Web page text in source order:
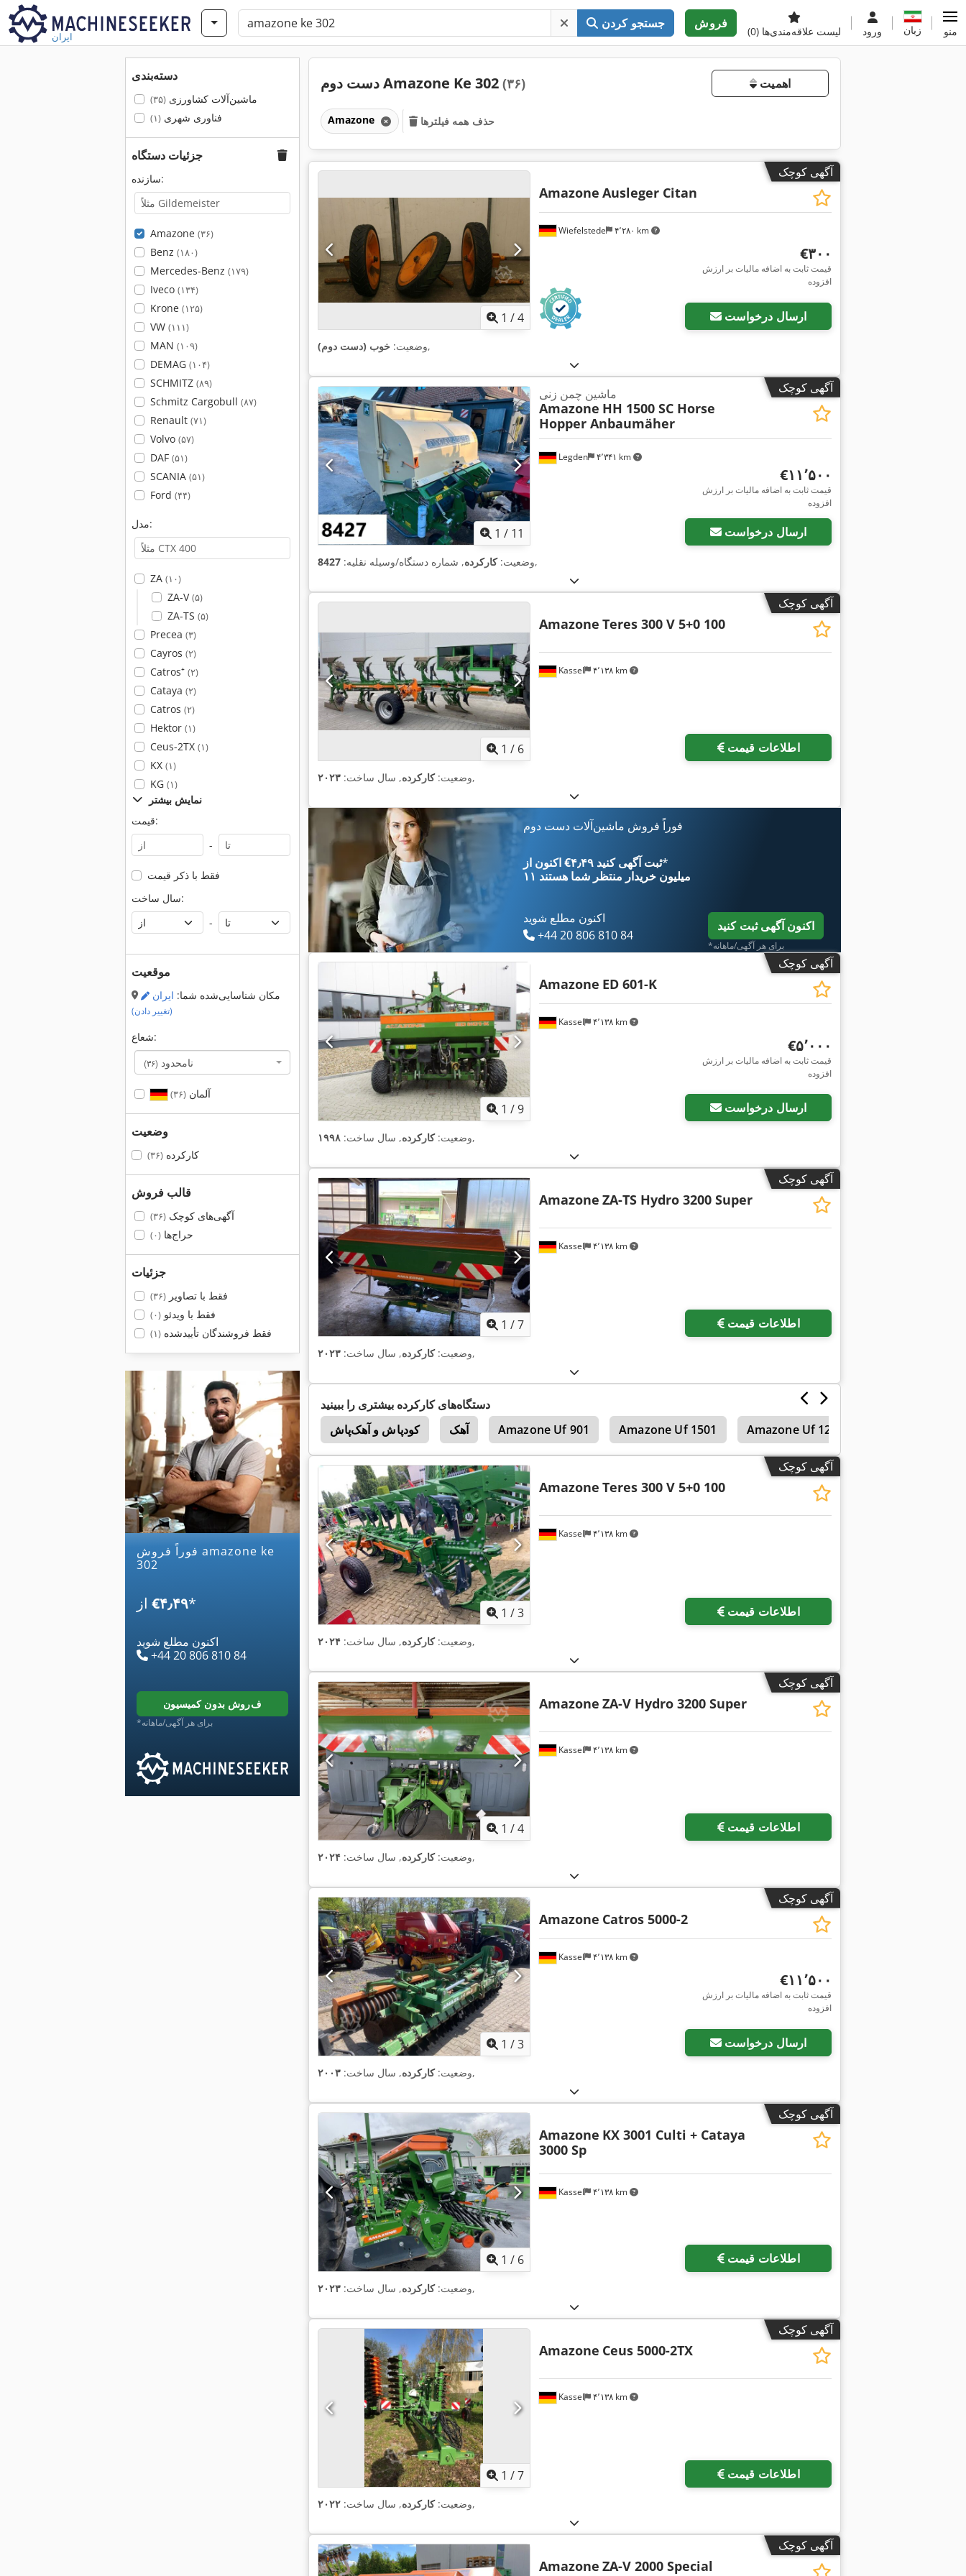
ایران
جستجو کردن فروش
لیست علاقه‌مندی‌ها (0) ورود زبان منو
دسته‌بندی
ماشین‌آلات کشاورزی(۳۵)
فناوری شهری(۱)
جزئیات دستگاه
سازنده:
Amazone (۳۶)
Benz (۱۸۰)
Mercedes-Benz (۱۷۹)
Iveco (۱۳۴)
Krone (۱۲۵)
VW (۱۱۱)
MAN (۱۰۹)
DEMAG (۱۰۴)
SCHMITZ (۸۹)
Schmitz Cargobull (۸۷)
Renault (۷۱)
Volvo (۵۷)
DAF (۵۱)
SCANIA (۵۱)
Ford (۴۴)
مدل:
ZA (۱۰)
ZA-V(۵)
ZA-TS (۵)
Precea (۳)
Cayros (۲)
Catros⁺ (۲)
Cataya (۲)
Catros (۲)
Hektor (۱)
Ceus-2TX (۱)
KX (۱)
KG (۱)
نمایش بیشتر
قیمت:
-
فقط با ذکر قیمت
سال ساخت:
-
موقعیت
مکان شناسایی‌شده شما: ایران
(تغییر دادن)
شعاع:
نامحدود (۳۶)
آلمان(۳۶)
وضعیت
کارکرده(۳۶)
قالب فروش
آگهی‌های کوچک(۳۶)
حراج‌ها(۰)
جزئیات
فقط با تصاویر(۳۶)
فقط با ویدئو(۰)
فقط فروشندگان تأییدشده(۱)
فوراً فروش amazone ke
302
‎€۴٫۴۹*
اکنون مطلع شوید
+44 20 806 810 84
فروش بدون کمیسیون
*برای هر آگهی/ماهانه
دست دوم Amazone Ke 302 (۳۶) اهمیت
Amazone حذف همه فیلترها
آگهی کوچک
1 /4
Wiefelstede ۴٬۲۸۰ km
Amazone Ausleger Citan
‎€۳۰۰
قیمت ثابت به اضافه مالیات بر ارزش
افزوده
ارسال درخواست
وضعیت: خوب (دست دوم) ,
آگهی کوچک
1 / 11
Legden ۴٬۳۴۱ km
ماشین چمن زنی
Amazone HH 1500 SC Horse
Hopper Anbaumäher
‎€۱۱٬۵۰۰
قیمت ثابت به اضافه مالیات بر ارزش
افزوده
ارسال درخواست
وضعیت:کارکرده, شماره دستگاه/وسیله نقلیه: 8427 ,
آگهی کوچک
1 / 6
Kassel ۴٬۱۳۸ km
Amazone Teres 300 V 5+0 100
اطلاعات قیمت
وضعیت:کارکرده, سال ساخت: ۲۰۲۳ ,
فوراً فروش ماشین‌آلات دست دوم
اکنون از ‎€۴٫۴۹ ثبت آگهی کنید*
۱۱ میلیون خریدار منتظر شما هستند
اکنون مطلع شوید
+44 20 806 810 84
اکنون آگهی ثبت کنید
*برای هر آگهی/ماهانه
آگهی کوچک
1 /9
Kassel ۴٬۱۳۸ km
Amazone ED 601-K
‎€۵٬۰۰۰
قیمت ثابت به اضافه مالیات بر ارزش
افزوده
ارسال درخواست
وضعیت:کارکرده, سال ساخت: ۱۹۹۸ ,
آگهی کوچک
1 /7
Kassel ۴٬۱۳۸ km
Amazone ZA-TS Hydro 3200 Super
اطلاعات قیمت
وضعیت:کارکرده, سال ساخت: ۲۰۲۳ ,
دستگاه‌های کارکرده بیشتری را ببینید
کودپاش و آهک‌پاش
آهک Amazone Uf 901 Amazone Uf 1501 Amazone Uf 1201
Amazone Uf 901 Amazone Uf 1501
آگهی کوچک
1 /3
Kassel ۴٬۱۳۸ km
Amazone Teres 300 V 5+0 100
اطلاعات قیمت
وضعیت:کارکرده, سال ساخت: ۲۰۲۴ ,
آگهی کوچک
1 /4
Kassel ۴٬۱۳۸ km
Amazone ZA-V Hydro 3200 Super
اطلاعات قیمت
وضعیت:کارکرده, سال ساخت: ۲۰۲۴ ,
آگهی کوچک
1 /3
Kassel ۴٬۱۳۸ km
Amazone Catros 5000-2
‎€۱۱٬۵۰۰
قیمت ثابت به اضافه مالیات بر ارزش
افزوده
ارسال درخواست
وضعیت:کارکرده, سال ساخت: ۲۰۰۳ ,
آگهی کوچک
1 / 6
Kassel ۴٬۱۳۸ km
Amazone KX 3001 Culti + Cataya
3000 Sp
اطلاعات قیمت
وضعیت:کارکرده, سال ساخت: ۲۰۲۳ ,
آگهی کوچک
1 /7
Kassel ۴٬۱۳۸ km
Amazone Ceus 5000-2TX
اطلاعات قیمت
وضعیت:کارکرده, سال ساخت: ۲۰۲۲ ,
آگهی کوچک
Amazone ZA-V 2000 Special